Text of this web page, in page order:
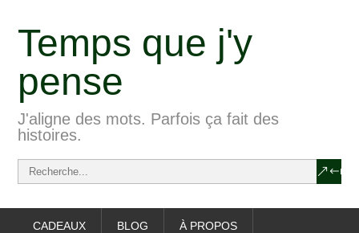
Temps que j'y
pense
J'aligne des mots. Parfois ça fait des
histoires.
CADEAUX BLOG À PROPOS